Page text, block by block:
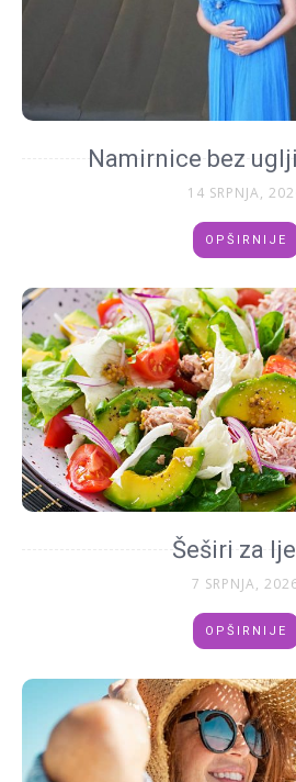
Namirnice bez
14 SRPNJA,
OPŠIRNIJE
Šeširi za
7 SRPNJA,
OPŠIRNIJE